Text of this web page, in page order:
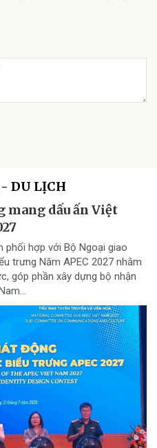
DU LỊCH
dấu ấn Việt
phối hợp với Bộ Ngoại giao
trưng Năm APEC 2027 nhằm
góp phần xây dựng bộ nhận